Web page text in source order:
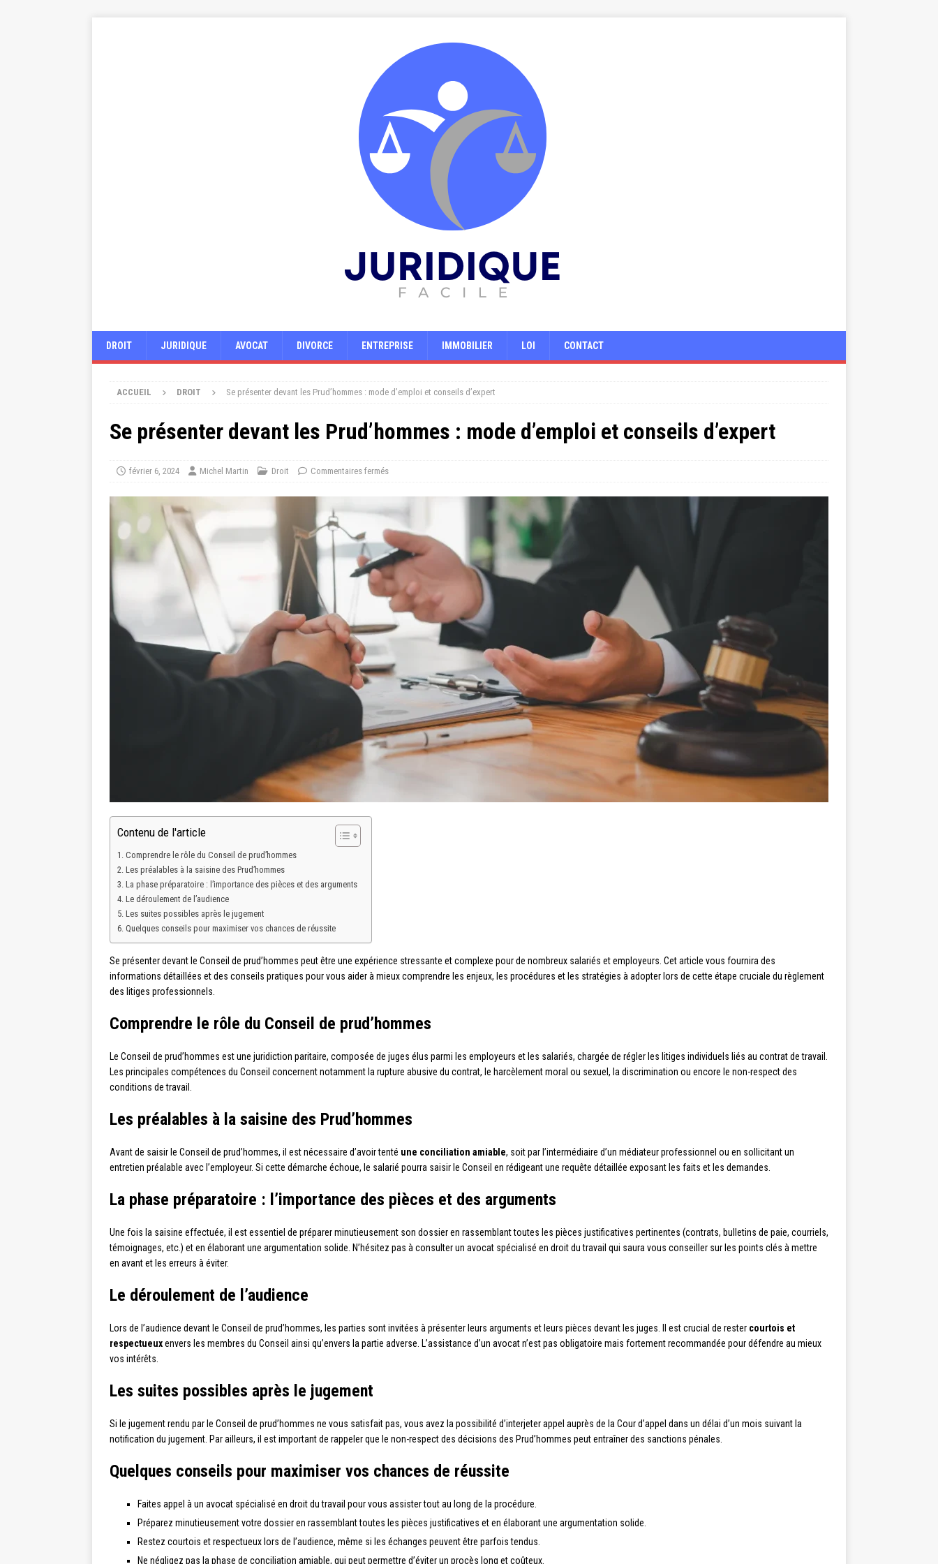
DROIT JURIDIQUE AVOCAT DIVORCE ENTREPRISE IMMOBILIER LOI CONTACT
ACCUEIL DROIT Se présenter devant les Prud’hommes : mode d’emploi et conseils d’expert
Se présenter devant les Prud’hommes : mode d’emploi et conseils d’expert
février 6, 2024 Michel Martin Droit Commentaires fermés
Contenu de l'article
Comprendre le rôle du Conseil de prud’hommes
Les préalables à la saisine des Prud’hommes
La phase préparatoire : l’importance des pièces et des arguments
Le déroulement de l’audience
Les suites possibles après le jugement
Quelques conseils pour maximiser vos chances de réussite
Se présenter devant le Conseil de prud’hommes peut être une expérience stressante et complexe pour de nombreux salariés et employeurs. Cet article vous fournira des
informations détaillées et des conseils pratiques pour vous aider à mieux comprendre les enjeux, les procédures et les stratégies à adopter lors de cette étape cruciale du règlement
des litiges professionnels.
Comprendre le rôle du Conseil de prud’hommes
Le Conseil de prud’hommes est une juridiction paritaire, composée de juges élus parmi les employeurs et les salariés, chargée de régler les litiges individuels liés au contrat de travail.
Les principales compétences du Conseil concernent notamment la rupture abusive du contrat, le harcèlement moral ou sexuel, la discrimination ou encore le non-respect des
conditions de travail.
Les préalables à la saisine des Prud’hommes
Avant de saisir le Conseil de prud’hommes, il est nécessaire d’avoir tenté une conciliation amiable, soit par l’intermédiaire d’un médiateur professionnel ou en sollicitant un
entretien préalable avec l’employeur. Si cette démarche échoue, le salarié pourra saisir le Conseil en rédigeant une requête détaillée exposant les faits et les demandes.
La phase préparatoire : l’importance des pièces et des arguments
Une fois la saisine effectuée, il est essentiel de préparer minutieusement son dossier en rassemblant toutes les pièces justificatives pertinentes (contrats, bulletins de paie, courriels,
témoignages, etc.) et en élaborant une argumentation solide. N’hésitez pas à consulter un avocat spécialisé en droit du travail qui saura vous conseiller sur les points clés à mettre
en avant et les erreurs à éviter.
Le déroulement de l’audience
Lors de l’audience devant le Conseil de prud’hommes, les parties sont invitées à présenter leurs arguments et leurs pièces devant les juges. Il est crucial de rester courtois et
respectueuxenvers les membres du Conseil ainsi qu’envers la partie adverse. L’assistance d’un avocat n’est pas obligatoire mais fortement recommandée pour défendre au mieux
vos intérêts.
Les suites possibles après le jugement
Si le jugement rendu par le Conseil de prud’hommes ne vous satisfait pas, vous avez la possibilité d’interjeter appel auprès de la Cour d’appel dans un délai d’un mois suivant la
notification du jugement. Par ailleurs, il est important de rappeler que le non-respect des décisions des Prud’hommes peut entraîner des sanctions pénales.
Quelques conseils pour maximiser vos chances de réussite
Faites appel à un avocat spécialisé en droit du travail pour vous assister tout au long de la procédure.
Préparez minutieusement votre dossier en rassemblant toutes les pièces justificatives et en élaborant une argumentation solide.
Restez courtois et respectueux lors de l’audience, même si les échanges peuvent être parfois tendus.
Ne négligez pas la phase de conciliation amiable, qui peut permettre d’éviter un procès long et coûteux.